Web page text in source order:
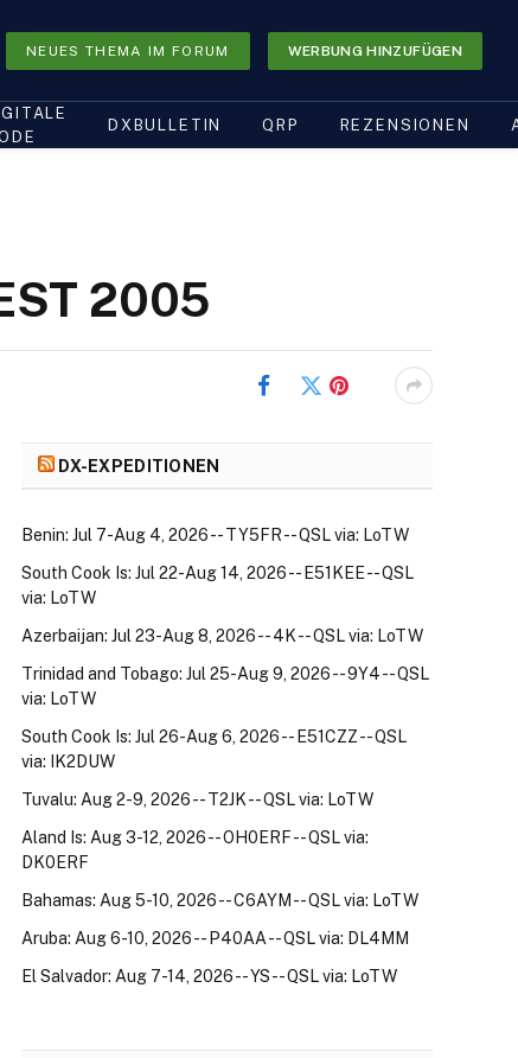
NEUES THEMA IM FORUM WERBUNG HINZUFÜGEN
DXBULLETIN QRP REZENSIONEN
2005
FacebookTwitterPinterest
DX-EXPEDITIONEN
Benin: Jul 7-Aug 4, 2026 -- TY5FR -- QSL via: LoTW
South Cook Is: Jul 22-Aug 14, 2026 -- E51KEE -- QSL
via: LoTW
Azerbaijan: Jul 23-Aug 8, 2026 -- 4K -- QSL via: LoTW
Trinidad and Tobago: Jul 25-Aug 9, 2026 -- 9Y4 -- QSL
via: LoTW
South Cook Is: Jul 26-Aug 6, 2026 -- E51CZZ -- QSL
via: IK2DUW
Tuvalu: Aug 2-9, 2026 -- T2JK -- QSL via: LoTW
Aland Is: Aug 3-12, 2026 -- OH0ERF -- QSL via:
DK0ERF
Bahamas: Aug 5-10, 2026 -- C6AYM -- QSL via: LoTW
Aruba: Aug 6-10, 2026 -- P40AA -- QSL via: DL4MM
El Salvador: Aug 7-14, 2026 -- YS -- QSL via: LoTW